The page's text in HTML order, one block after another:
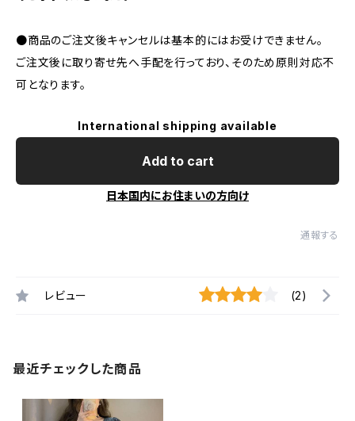
●商品のご注文後キャンセルは基本的にはお受けできません。
ご注文後に取り寄せ先へ手配を行っており、そのため原則対応不
可となります。
International shipping available
Add to cart
日本国内にお住まいの方向け
通報する
レビュー (2)
最近チェックした商品